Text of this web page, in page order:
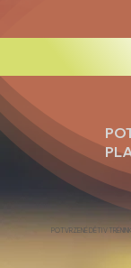
POTVRZENÉ DĚTI V